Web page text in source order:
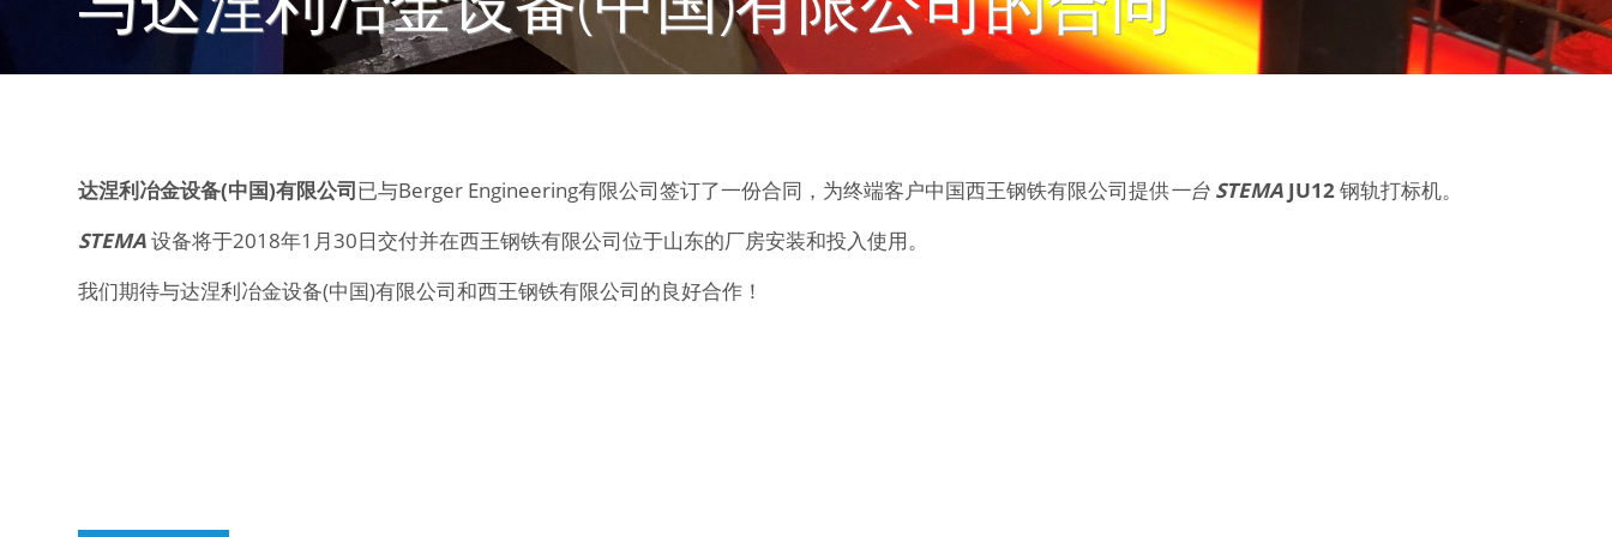
达涅利冶金设备(中国)有限公司已与Berger Engineering有限公司签订了一份合同，为终端客户中国西王钢铁有限公司提供一台 STEMA JU12钢轨打标机。
STEMA设备将于2018年1月30日交付并在西王钢铁有限公司位于山东的厂房安装和投入使用。
我们期待与达涅利冶金设备(中国)有限公司和西王钢铁有限公司的良好合作！